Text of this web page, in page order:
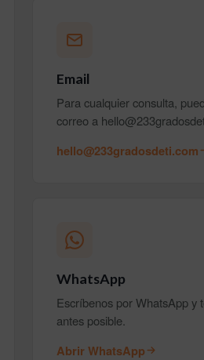
Email
Para cualquier consulta,
correo a
hello@233gradosdeti.com
WhatsApp
Escríbenos por WhatsApp y
antes posible.
Abrir WhatsApp